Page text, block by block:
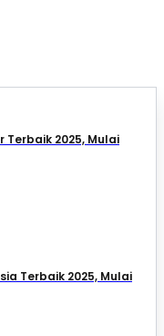
Terbaik 2025, Mulai
Terbaik 2025, Mulai